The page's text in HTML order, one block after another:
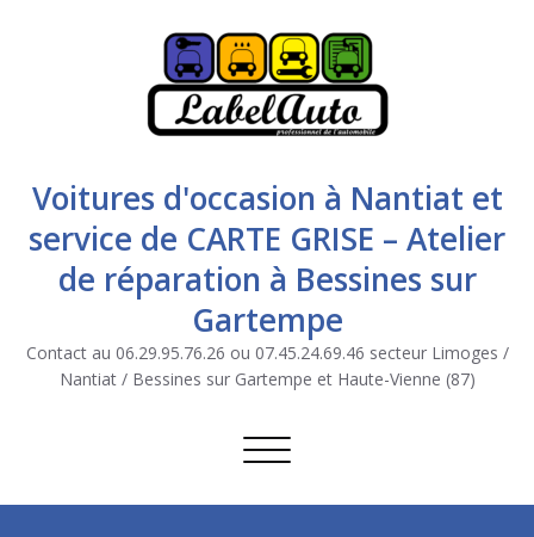
Voitures d'occasion à Nantiat et
service de CARTE GRISE – Atelier
de réparation à Bessines sur
Gartempe
Contact au 06.29.95.76.26 ou 07.45.24.69.46 secteur Limoges /
Nantiat / Bessines sur Gartempe et Haute-Vienne (87)
Afficher/masquer la navigation